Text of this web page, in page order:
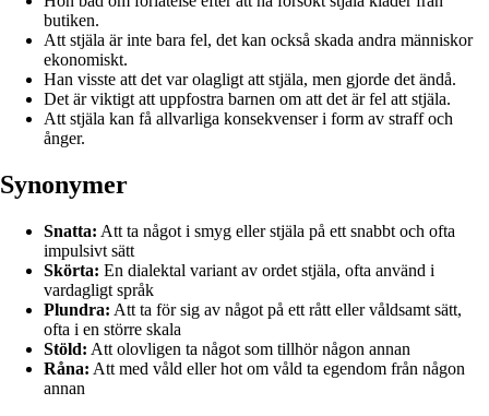
butiken.
Att stjäla är inte bara fel, det kan också skada andra människor
ekonomiskt.
Han visste att det var olagligt att stjäla, men gjorde det ändå.
Det är viktigt att uppfostra barnen om att det är fel att stjäla.
Att stjäla kan få allvarliga konsekvenser i form av straff och
ånger.
Synonymer
Snatta: Att ta något i smyg eller stjäla på ett snabbt och ofta
impulsivt sätt
Skörta: En dialektal variant av ordet stjäla, ofta använd i
vardagligt språk
Plundra: Att ta för sig av något på ett rått eller våldsamt sätt,
ofta i en större skala
Stöld: Att olovligen ta något som tillhör någon annan
Råna: Att med våld eller hot om våld ta egendom från någon
annan